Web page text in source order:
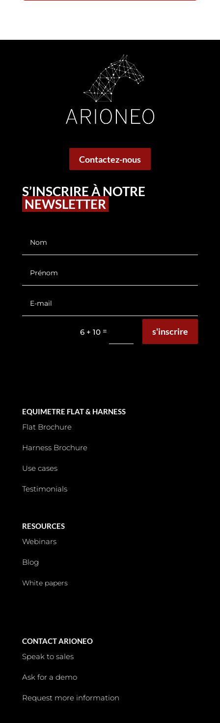
Contactez-nous
S’INSCRIRE À NOTRE
NEWSLETTER
6 + 10 = s'inscrire
EQUIMETRE FLAT & HARNESS
Flat Brochure
Harness Brochure
Use cases
Testimonials
RESOURCES
Webinars
Blog
White papers
CONTACT ARIONEO
Speak to sales
Ask for a demo
Request more information